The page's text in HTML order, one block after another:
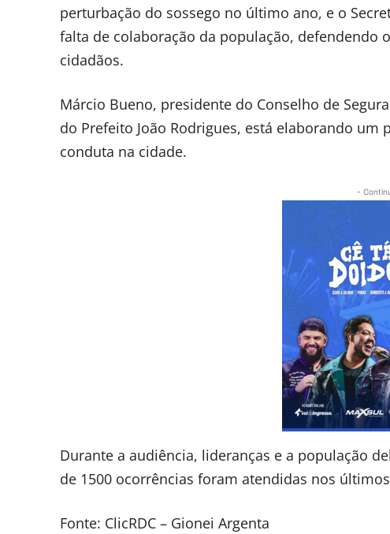
perturbação do sossego no último ano, e o
falta de colaboração da população, defendendo
cidadãos.
Márcio Bueno, presidente do Conselho de
do Prefeito João Rodrigues, está elaborando
conduta na cidade.
-
Durante a audiência, lideranças e a população
de 1500 ocorrências foram atendidas nos
Fonte: ClicRDC – Gionei Argenta